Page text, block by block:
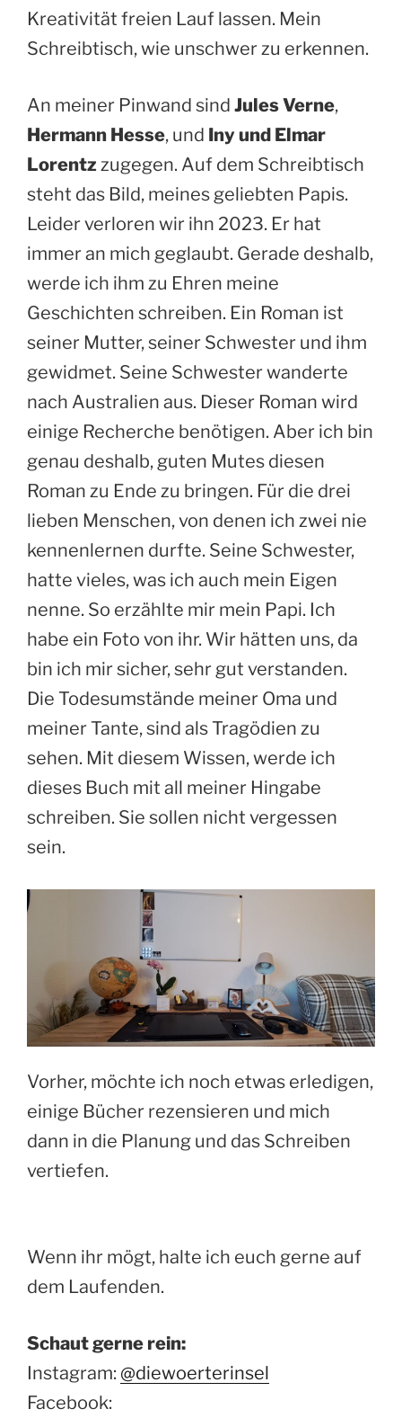
Kreativität freien Lauf lassen. Mein
Schreibtisch, wie unschwer zu erkennen.
An meiner Pinwand sind Jules Verne,
Hermann Hesse, und Iny und Elmar
Lorentzzugegen. Auf dem Schreibtisch
steht das Bild, meines geliebten Papis.
Leider verloren wir ihn 2023. Er hat
immer an mich geglaubt. Gerade deshalb,
werde ich ihm zu Ehren meine
Geschichten schreiben. Ein Roman ist
seiner Mutter, seiner Schwester und ihm
gewidmet. Seine Schwester wanderte
nach Australien aus. Dieser Roman wird
einige Recherche benötigen. Aber ich bin
genau deshalb, guten Mutes diesen
Roman zu Ende zu bringen. Für die drei
lieben Menschen, von denen ich zwei nie
kennenlernen durfte. Seine Schwester,
hatte vieles, was ich auch mein Eigen
nenne. So erzählte mir mein Papi. Ich
habe ein Foto von ihr. Wir hätten uns, da
bin ich mir sicher, sehr gut verstanden.
Die Todesumstände meiner Oma und
meiner Tante, sind als Tragödien zu
sehen. Mit diesem Wissen, werde ich
dieses Buch mit all meiner Hingabe
schreiben. Sie sollen nicht vergessen
sein.
Vorher, möchte ich noch etwas erledigen,
einige Bücher rezensieren und mich
dann in die Planung und das Schreiben
vertiefen.
Wenn ihr mögt, halte ich euch gerne auf
dem Laufenden.
Schaut gerne rein:
Instagram: @diewoerterinsel
Facebook: